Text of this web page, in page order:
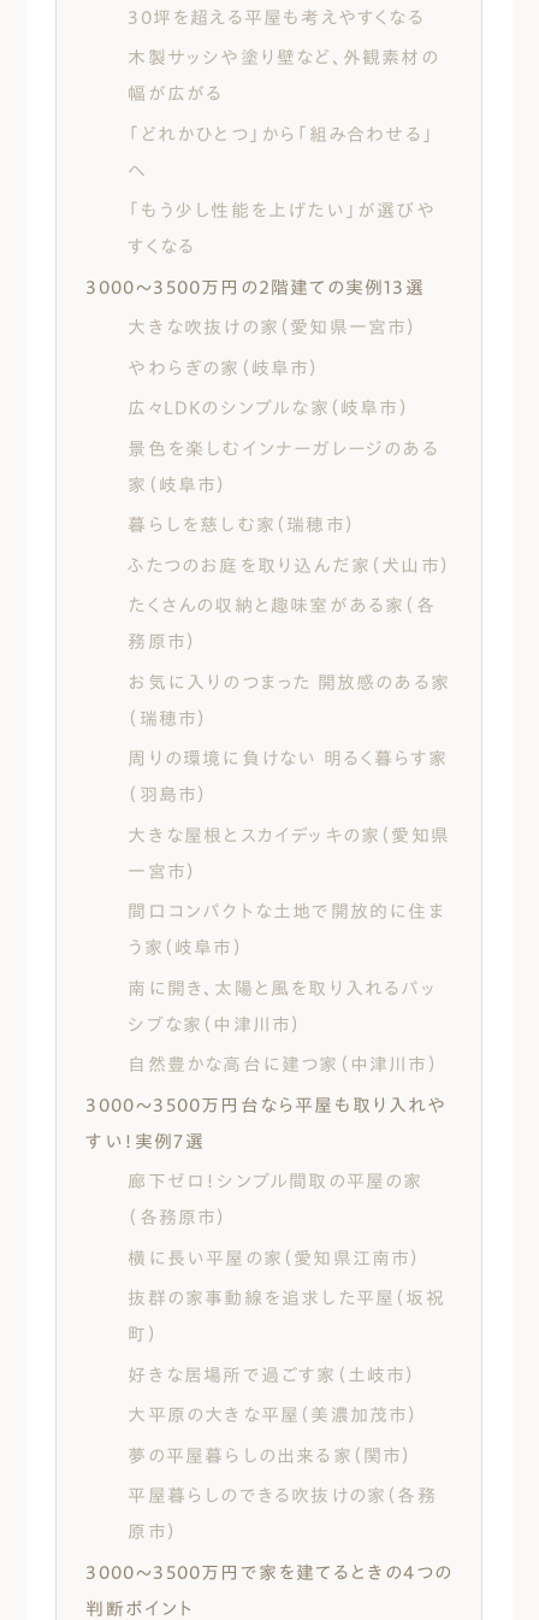
診断士、気密測定技能者、地盤インスペ
級、福祉用具専門相談員
30坪を超える平屋も考えやすくなる
木製サッシや塗り壁など、外観素材の
幅が広がる
「どれかひとつ」から「組み合わせる」
へ
「もう少し性能を上げたい」が選びや
すくなる
3000〜3500万円の2階建ての実例13選
大きな吹抜けの家（愛知県一宮市）
やわらぎの家（岐阜市）
広々LDKのシンプルな家（岐阜市）
景色を楽しむインナーガレージのある
家（岐阜市）
暮らしを慈しむ家（瑞穂市）
ふたつのお庭を取り込んだ家（犬山市）
たくさんの収納と趣味室がある家（各
務原市）
お気に入りのつまった 開放感のある家
（瑞穂市）
周りの環境に負けない 明るく暮らす家
（羽島市）
大きな屋根とスカイデッキの家（愛知県
一宮市）
間口コンパクトな土地で開放的に住ま
う家（岐阜市）
南に開き、太陽と風を取り入れるパッ
シブな家（中津川市）
自然豊かな高台に建つ家（中津川市）
3000〜3500万円台なら平屋も取り入れや
すい！実例7選
廊下ゼロ！シンプル間取の平屋の家
（各務原市）
横に長い平屋の家（愛知県江南市）
抜群の家事動線を追求した平屋（坂祝
町）
好きな居場所で過ごす家（土岐市）
大平原の大きな平屋（美濃加茂市）
夢の平屋暮らしの出来る家（関市）
平屋暮らしのできる吹抜けの家（各務
原市）
3000〜3500万円で家を建てるときの4つの
判断ポイント